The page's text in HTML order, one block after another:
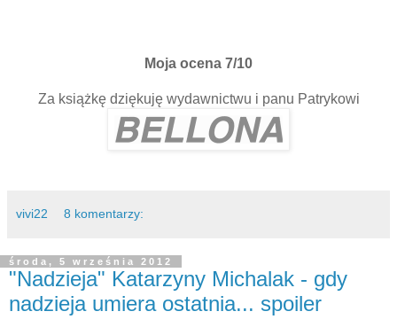
Moja ocena 7/10
Za książkę dziękuję wydawnictwu i panu Patrykowi
vivi22 8 komentarzy:
środa, 5 września 2012
"Nadzieja" Katarzyny Michalak - gdy
nadzieja umiera ostatnia... spoiler